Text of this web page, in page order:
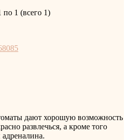
1 (всего 1)
дают хорошую возможность
развлечься, а кроме того